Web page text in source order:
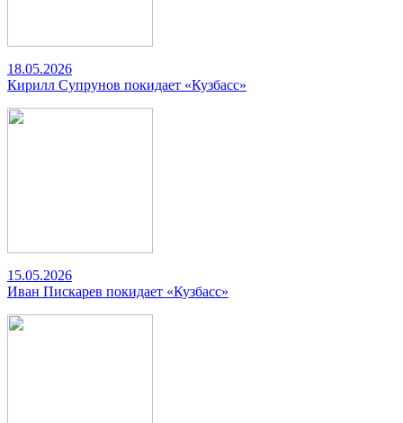
18.05.2026
Кирилл Супрунов покидает «Кузбасс»
15.05.2026
Иван Пискарев покидает «Кузбасс»